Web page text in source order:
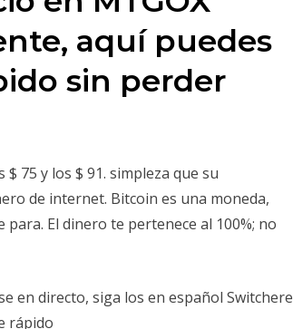
aquí puedes
sin perder
75 y los $ 91. simpleza que su
de internet. Bitcoin es una moneda,
El dinero te pertenece al 100%; no
en directo, siga los en español Switchere
rápido